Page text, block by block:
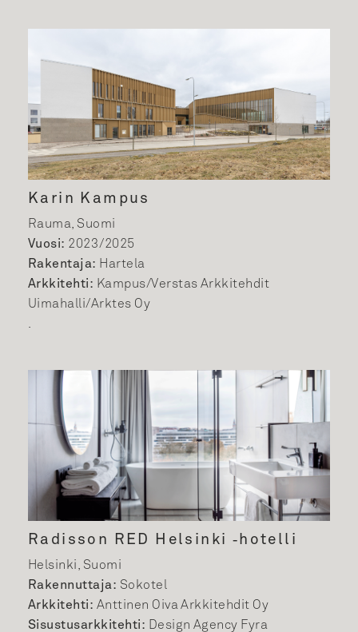
Karin Kampus
Rauma, Suomi
Vuosi: 2023/2025
Rakentaja: Hartela
Arkkitehti: Kampus/Verstas Arkkitehdit
Uimahalli/Arktes Oy
Radisson RED Helsinki ‑hotelli
Helsinki, Suomi
Rakennuttaja: Sokotel
Arkkitehti: Anttinen Oiva Arkkitehdit Oy
Sisustusarkkitehti: Design Agency Fyra